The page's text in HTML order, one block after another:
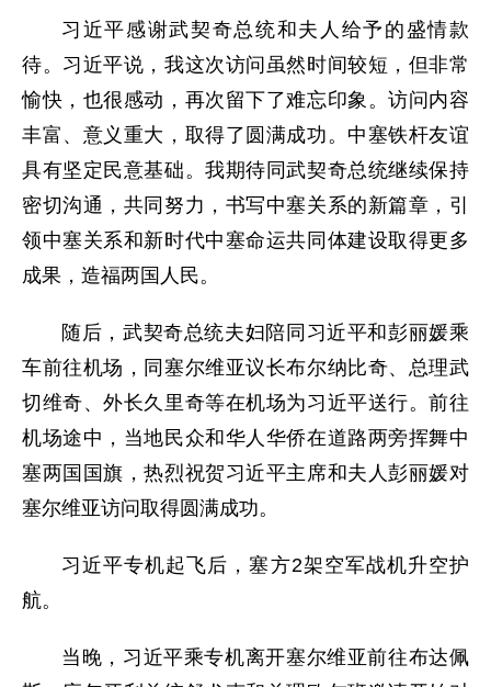
习近平感谢武契奇总统和夫人给予的盛情款
待。习近平说，我这次访问虽然时间较短，但非常
愉快，也很感动，再次留下了难忘印象。访问内容
丰富、意义重大，取得了圆满成功。中塞铁杆友谊
具有坚定民意基础。我期待同武契奇总统继续保持
密切沟通，共同努力，书写中塞关系的新篇章，引
领中塞关系和新时代中塞命运共同体建设取得更多
成果，造福两国人民。
随后，武契奇总统夫妇陪同习近平和彭丽媛乘
车前往机场，同塞尔维亚议长布尔纳比奇、总理武
切维奇、外长久里奇等在机场为习近平送行。前往
机场途中，当地民众和华人华侨在道路两旁挥舞中
塞两国国旗，热烈祝贺习近平主席和夫人彭丽媛对
塞尔维亚访问取得圆满成功。
习近平专机起飞后，塞方2架空军战机升空护
航。
当晚，习近平乘专机离开塞尔维亚前往布达佩